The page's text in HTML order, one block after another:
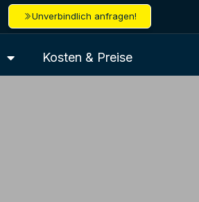
Unverbindlich anfragen!
Kosten & Preise